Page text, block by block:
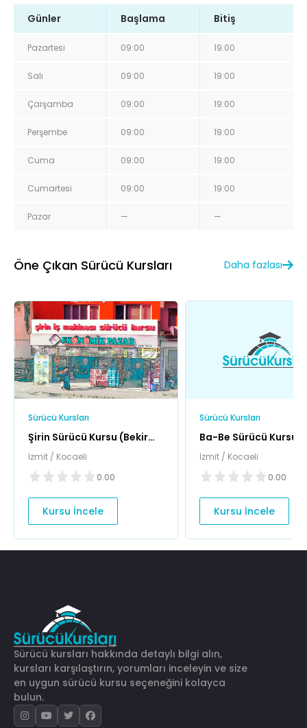
Günler Başlama Bitiş
Pazartesi 09:00 19:00
Salı 09:00 19:00
Çarşamba 09:00 19:00
Perşembe 09:00 19:00
Cuma 09:00 19:00
Cumartesi 09:00 19:00
Pazar — —
Öne Çıkan Sürücü Kursları Daha fazlası
Sürücü Kursları
Şirin Sürücü Kursu (Bekir
Paşa Şubesi)
İzmit / Kocaeli
0.00
Kursu İncele
Sürücü Kursları
Ba-Be Sürücü Kursu
İzmit / Kocaeli
0.00
Kursu İncele
Sürücü kursları hakkında detaylı bilgi alın,
kursları karşılaştırın, yorumları inceleyin ve size
en uygun sürücü kursu seçeneğini kolayca
bulun.